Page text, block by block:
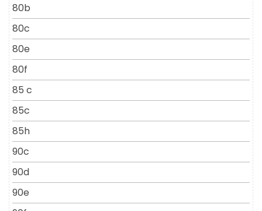
80b
80c
80e
80f
85 c
85c
85h
90c
90d
90e